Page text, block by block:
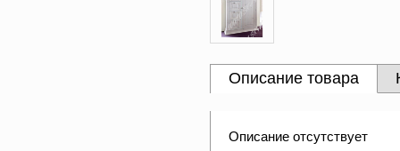
Описание товара
Описание отсутствует